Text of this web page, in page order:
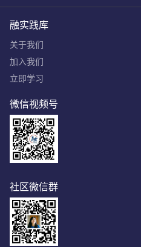
融实践库
关于我们
加入我们
立即学习
微信视频号
社区微信群